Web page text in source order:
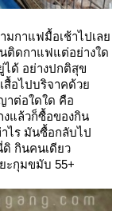
มกาแฟมื้อเช้าไปเล
ติดกาแฟแต่อย่างใด
ได้ อย่างปกติสุข
เสื้อไปบริจาคด้ว
ต่อใดใด คือ
แล้วก็ซื้อของกิน
ไร มันซื้อกลับไป
กินคนเดียว
ะกุมขมับ 55+